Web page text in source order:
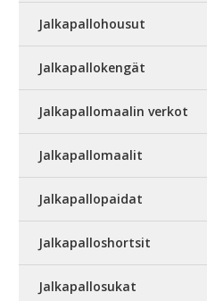
Jalkapallohousut
Jalkapallokengät
Jalkapallomaalin verkot
Jalkapallomaalit
Jalkapallopaidat
Jalkapalloshortsit
Jalkapallosukat